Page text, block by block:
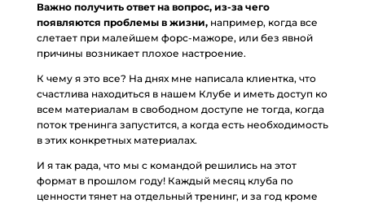
Важно получить ответ на вопрос, из-за чего
появляются проблемы в жизни,например, когда все
слетает при малейшем форс-мажоре, или без явной
причины возникает плохое настроение.
К чему я это все? На днях мне написала клиентка, что
счастлива находиться в нашем Клубе и иметь доступ ко
всем материалам в свободном доступе не тогда, когда
поток тренинга запустится, а когда есть необходимость
в этих конкретных материалах.
И я так рада, что мы с командой решились на этот
формат в прошлом году! Каждый месяц клуба по
ценности тянет на отдельный тренинг, и за год кроме